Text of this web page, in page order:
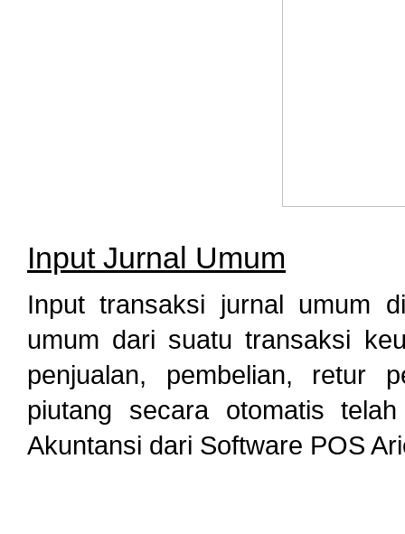
Input Jurnal Umum
Input transaksi jurnal umum
umum dari suatu transaksi
penjualan, pembelian, retur
piutang secara otomatis
Akuntansi dari Software POS